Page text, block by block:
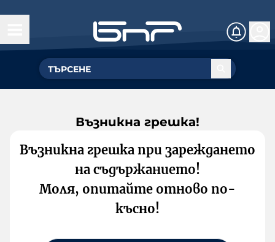
Възникна грешка!
Възникна грешка при зареждането
на съдържанието!
Моля, опитайте отново по-
късно!